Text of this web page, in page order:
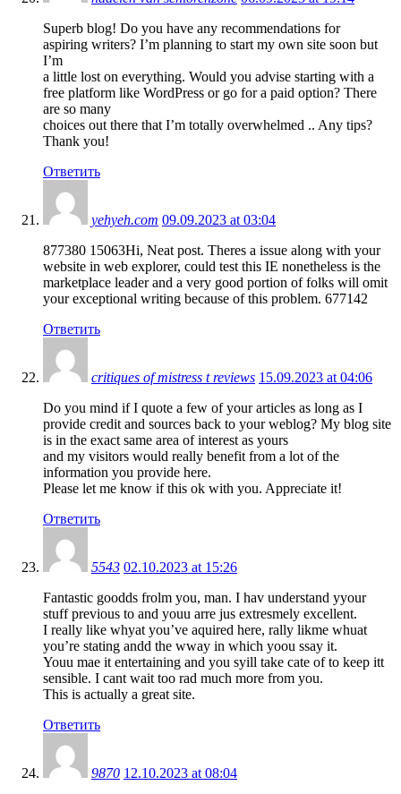
Superb blog! Do you have any recommendations for
aspiring writers? I’m planning to start my own site soon but
I’m
a little lost on everything. Would you advise starting with a
free platform like WordPress or go for a paid option? There
are so many
choices out there that I’m totally overwhelmed .. Any tips?
Thank you!
Ответить
yehyeh.com 09.09.2023 at 03:04
877380 15063Hi, Neat post. Theres a issue along with your
website in web explorer, could test this IE nonetheless is the
marketplace leader and a very good portion of folks will omit
your exceptional writing because of this problem. 677142
Ответить
critiques of mistress t reviews 15.09.2023 at 04:06
Do you mind if I quote a few of your articles as long as I
provide credit and sources back to your weblog? My blog site
is in the exact same area of interest as yours
and my visitors would really benefit from a lot of the
information you provide here.
Please let me know if this ok with you. Appreciate it!
Ответить
5543 02.10.2023 at 15:26
Fantastic goodds frolm you, man. I hav understand yyour
stuff previous to and youu arre jus extresmely excellent.
I really like whyat you’ve aquired here, rally likme whuat
you’re stating andd the wway in which yoou ssay it.
Youu mae it entertaining and you syill take cate of to keep itt
sensible. I cant wait too rad much more from you.
This is actually a great site.
Ответить
9870 12.10.2023 at 08:04